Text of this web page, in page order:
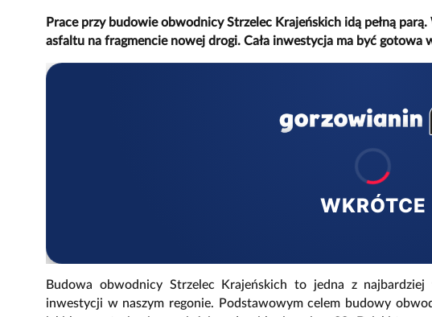
Prace przy budowie obwodnicy Strzelec Krajeńskich idą pełną
asfaltu na fragmencie nowej drogi. Cała inwestycja ma być gotowa
WKRÓTCE
Budowa obwodnicy Strzelec Krajeńskich to jedna z
inwestycji w naszym regonie. Podstawowym celem budowy